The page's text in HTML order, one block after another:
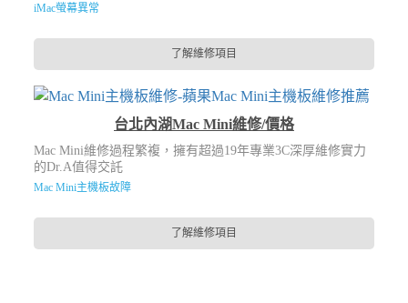
iMac螢幕異常
了解維修項目
台北內湖Mac Mini維修/價格
Mac Mini維修過程繁複，擁有超過19年專業3C深厚維修實力
的Dr.A值得交託
Mac Mini主機板故障
了解維修項目